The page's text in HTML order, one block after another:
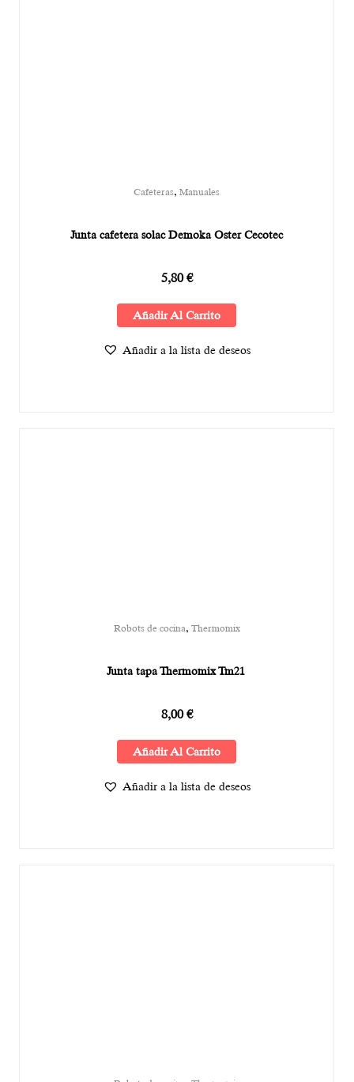
Cafeteras, Manuales
Junta cafetera solac Demoka Oster Cecotec
5,80€
Añadir Al Carrito
Añadir a la lista de deseos
Robots de cocina, Thermomix
Junta tapa Thermomix Tm21
8,00€
Añadir Al Carrito
Añadir a la lista de deseos